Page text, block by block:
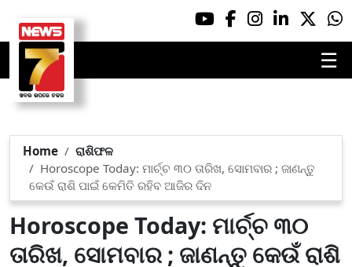
☰
Home
ରାଶିଫଳ
Horoscope Today: ମାର୍ଚ୍ଚ ୩୦ ତାରିଖ, ସୋମବାର ; ଜାଣନ୍ତୁ
କେଉଁ ରାଶି ପାଇଁ କେମିତି ରହିବ ଆଜିର ଦିନ
Horoscope Today: ମାର୍ଚ୍ଚ ୩୦
ତାରିଖ, ସୋମବାର ; ଜାଣନ୍ତୁ କେଉଁ ରାଶି